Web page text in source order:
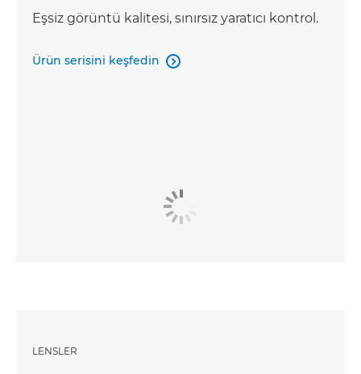
Eşsiz görüntü kalitesi, sınırsız yaratıcı kontrol.
Ürün serisini keşfedin 
LENSLER